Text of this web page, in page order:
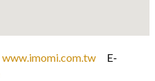
www.imomi.com.tw E-